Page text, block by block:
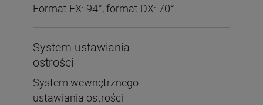
Format FX: 94°, format DX: 70°
System ustawiania
ostrości
System wewnętrznego
ustawiania ostrości